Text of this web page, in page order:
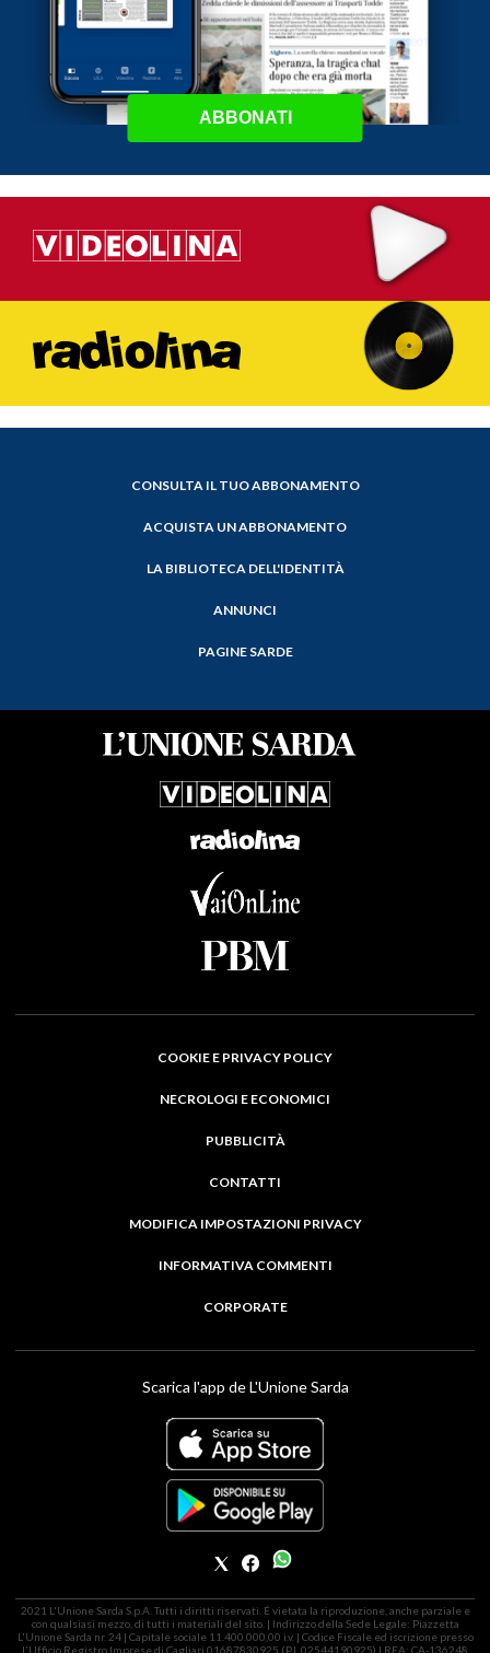
ABBONATI
CONSULTA IL TUO ABBONAMENTO
ACQUISTA UN ABBONAMENTO
LA BIBLIOTECA DELL'IDENTITÀ
ANNUNCI
PAGINE SARDE
COOKIE E PRIVACY POLICY
NECROLOGI E ECONOMICI
PUBBLICITÀ
CONTATTI
MODIFICA IMPOSTAZIONI PRIVACY
INFORMATIVA COMMENTI
CORPORATE
Scarica l'app de L'Unione Sarda
2021 L'Unione Sarda S.p.A. Tutti i diritti riservati. É vietata la riproduzione, anche parziale e
con qualsiasi mezzo, di tutti i materiali del sito. | Indirizzo della Sede Legale: Piazzetta
L'Unione Sarda nr. 24 | Capitale sociale 11.400.000,00 i.v. | Codice Fiscale ed iscrizione presso
l'Ufficio Registro Imprese di Cagliari 01687830925 (P.I. 02544190925) | REA: CA-136248